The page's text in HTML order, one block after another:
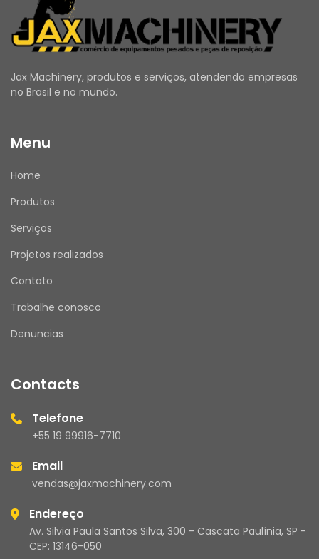
Jax Machinery, produtos e serviços, atendendo empresas
no Brasil e no mundo.
Menu
Home
Produtos
Serviços
Projetos realizados
Contato
Trabalhe conosco
Denuncias
Contacts
Telefone
+55 19 99916-7710
Email
vendas@jaxmachinery.com
Endereço
Av. Silvia Paula Santos Silva, 300 - Cascata Paulínia, SP -
CEP: 13146-050